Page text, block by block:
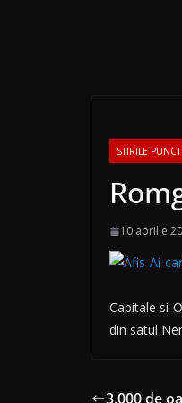
STIRILE
10 aprilie
Capitale si
din satul
3.000 de